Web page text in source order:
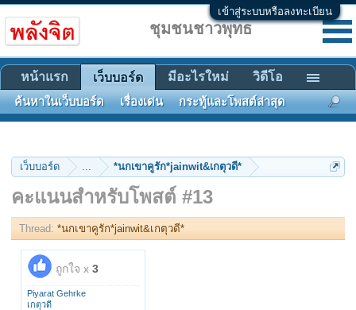
เข้าสู่ระบบหรือลงทะเบียน
เว็บบอร์ด ... *นกเขาคูรัก*jainwit&เกตุวดี*
คะแนนสำหรับโพสต์ #13
Thread: *นกเขาคูรัก*jainwit&เกตุวดี*
ถูกใจ x 3
Piyarat Gehrke
เกตุวดี
ชุมชนชาวพุทธ
หน้าแรก เว็บบอร์ด
ค้นหาในเว็บบอร์ด เรื่องเด่น กระทู้และโพสต์ล่าสุด
มีอะไรใหม่ วิดีโอ